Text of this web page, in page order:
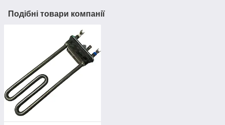
Подібні товари компанії